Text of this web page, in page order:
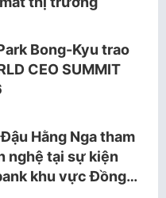
Bong-Kyu trao
CEO SUMMIT
Hằng Nga tham
nghệ tại sự kiện
khu vực Đồng…